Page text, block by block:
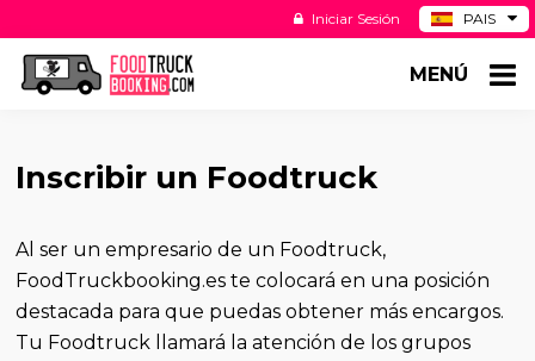
PAIS
DE
Iniciar Sesión
MENÚ
Inscribir un Foodtruck
Al ser un empresario de un Foodtruck,
FoodTruckbooking.es te colocará en una posición
destacada para que puedas obtener más encargos.
Tu Foodtruck llamará la atención de los grupos